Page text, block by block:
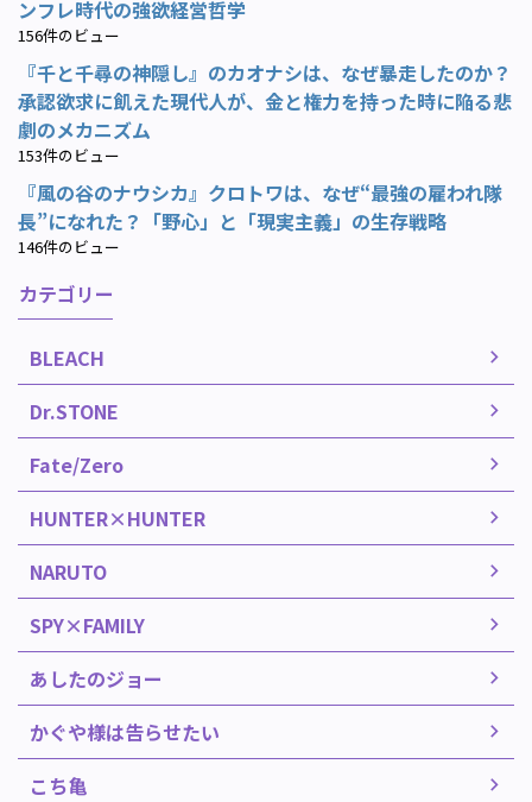
ンフレ時代の強欲経営哲学
156件のビュー
『千と千尋の神隠し』のカオナシは、なぜ暴走したのか？
承認欲求に飢えた現代人が、金と権力を持った時に陥る悲
劇のメカニズム
153件のビュー
『風の谷のナウシカ』クロトワは、なぜ“最強の雇われ隊
長”になれた？「野心」と「現実主義」の生存戦略
146件のビュー
カテゴリー
BLEACH
Dr.STONE
Fate/Zero
HUNTER×HUNTER
NARUTO
SPY×FAMILY
あしたのジョー
かぐや様は告らせたい
こち亀